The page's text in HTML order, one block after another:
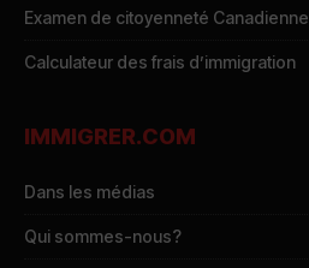
Examen de citoyenneté Canadienne
Calculateur des frais d’immigration
IMMIGRER.COM
Dans les médias
Qui sommes-nous?